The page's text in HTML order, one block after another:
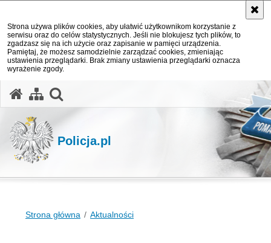
Strona używa plików cookies, aby ułatwić użytkownikom korzystanie z
serwisu oraz do celów statystycznych. Jeśli nie blokujesz tych plików, to
zgadzasz się na ich użycie oraz zapisanie w pamięci urządzenia.
Pamiętaj, że możesz samodzielnie zarządzać cookies, zmieniając
ustawienia przeglądarki. Brak zmiany ustawienia przeglądarki oznacza
wyrażenie zgody.
Policja.pl
Strona główna Aktualności